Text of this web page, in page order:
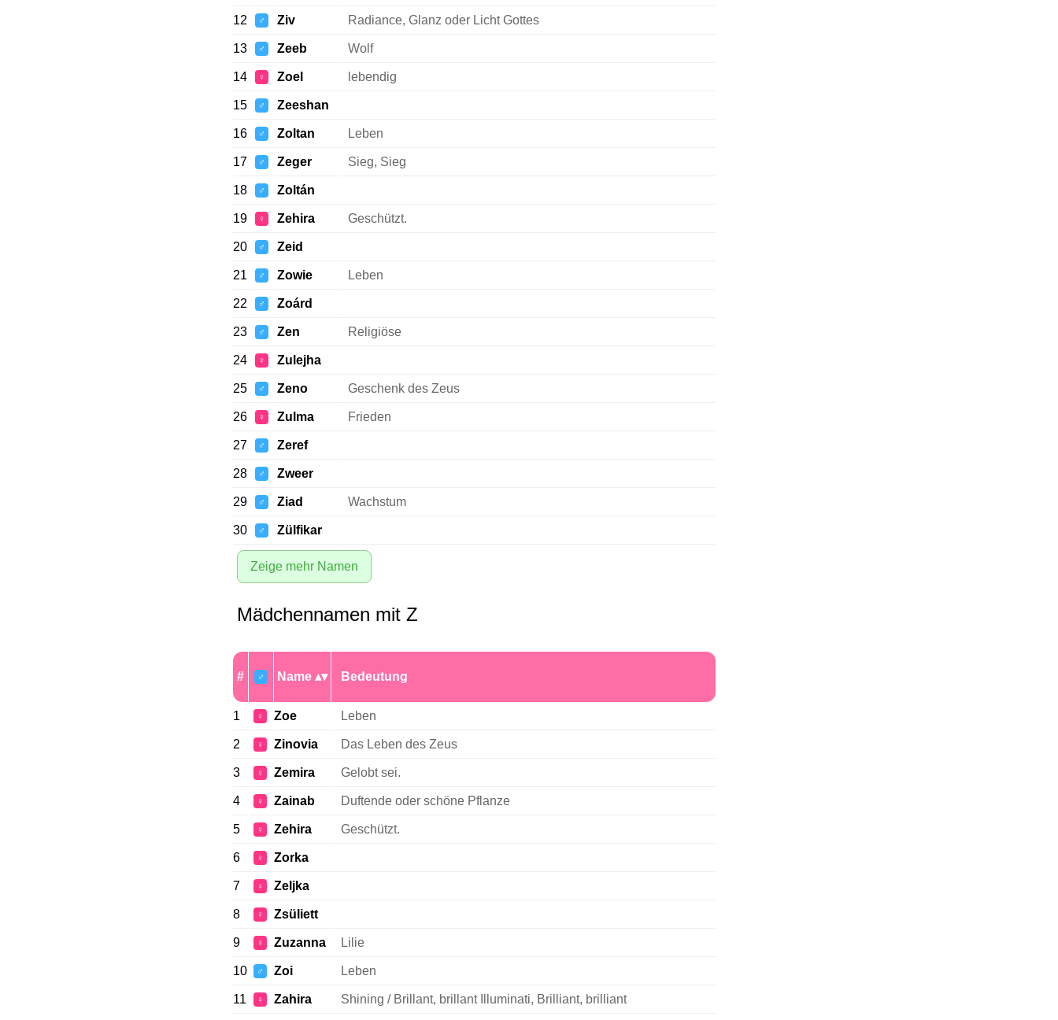
12 ♂ Ziv Radiance, Glanz oder Licht Gottes
13 ♂ Zeeb Wolf
14 ♀ Zoel lebendig
15 ♂ Zeeshan
16 ♂ Zoltan Leben
17 ♂ Zeger Sieg, Sieg
18 ♂ Zoltán
19 ♀ Zehira Geschützt.
20 ♂ Zeid
21 ♂ Zowie Leben
22 ♂ Zoárd
23 ♂ Zen Religiöse
24 ♀ Zulejha
25 ♂ Zeno Geschenk des Zeus
26 ♀ Zulma Frieden
27 ♂ Zeref
28 ♂ Zweer
29 ♂ Ziad Wachstum
30 ♂ Zülfikar
Zeige mehr Namen
Mädchennamen mit Z
# ♂ Name Bedeutung
1 ♀ Zoe Leben
2 ♀ Zinovia Das Leben des Zeus
3 ♀ Zemira Gelobt sei.
4 ♀ Zainab Duftende oder schöne Pflanze
5 ♀ Zehira Geschützt.
6 ♀ Zorka
7 ♀ Zeljka
8 ♀ Zsüliett
9 ♀ Zuzanna Lilie
10 ♂ Zoi Leben
11 ♀ Zahira Shining / Brillant, brillant Illuminati, Brilliant, brilliant